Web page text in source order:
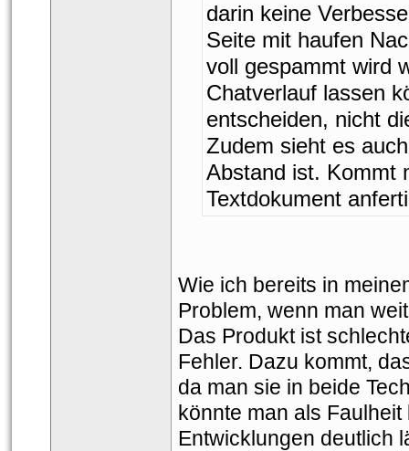
darin keine
Seite mit haufen
voll gespammt wird
Chatverlauf lassen
entscheiden, nicht
Zudem sieht es
Abstand ist. Kommt
Textdokument
Wie ich bereits in
Problem, wenn man
Das Produkt ist
Fehler. Dazu kommt,
da man sie in beide
könnte man als
Entwicklungen deutlich